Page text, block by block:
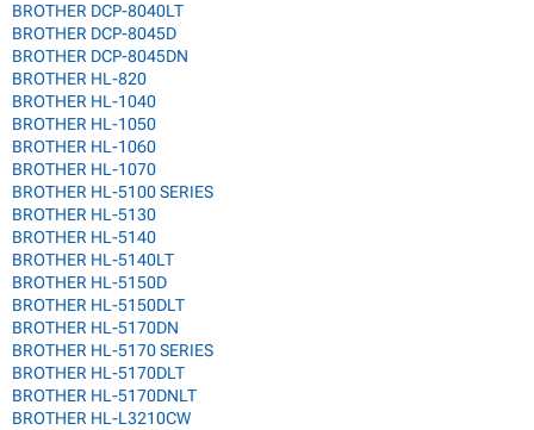
BROTHER DCP-8040LT
BROTHER DCP-8045D
BROTHER DCP-8045DN
BROTHER HL-820
BROTHER HL-1040
BROTHER HL-1050
BROTHER HL-1060
BROTHER HL-1070
BROTHER HL-5100 SERIES
BROTHER HL-5130
BROTHER HL-5140
BROTHER HL-5140LT
BROTHER HL-5150D
BROTHER HL-5150DLT
BROTHER HL-5170DN
BROTHER HL-5170 SERIES
BROTHER HL-5170DLT
BROTHER HL-5170DNLT
BROTHER HL-L3210CW